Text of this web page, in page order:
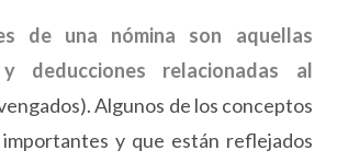
de una nómina son aquellas
y deducciones relacionadas al
Algunos de los conceptos
importantes y que están reflejados